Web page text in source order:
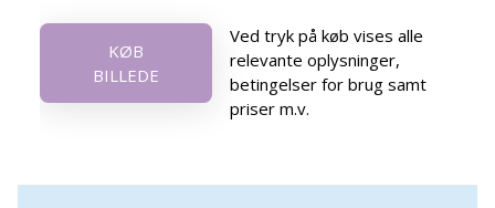
KØB
BILLEDE
Ved tryk på køb vises alle
relevante oplysninger,
betingelser for brug samt
priser m.v.